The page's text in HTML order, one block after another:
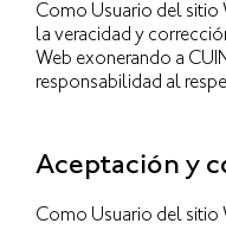
Como Usuario del sitio
la veracidad y
Web exonerando a
responsabilidad al
Aceptación y
Como Usuario del sitio